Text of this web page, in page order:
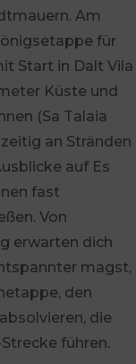
Am
für
Start in Dalt Vila
Küste und
(Sa Talaia
an Stränden
auf Es
fast
Von
erwarten dich
magst,
den
die
führen.